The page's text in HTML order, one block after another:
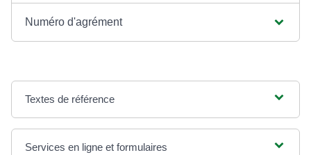
Numéro d'agrément
Textes de référence
Services en ligne et formulaires